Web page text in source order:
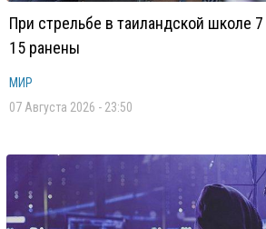
При стрельбе в таиландской школе
15 ранены
МИР
07 Августа 2026 - 23:50